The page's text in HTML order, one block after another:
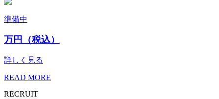
準備中
万円（税込）
詳しく見る
READ MORE
RECRUIT